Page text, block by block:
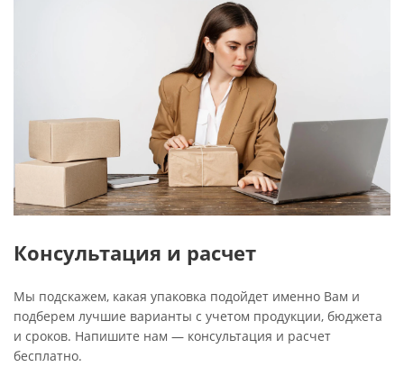
Консультация и расчет
Мы подскажем, какая упаковка подойдет именно Вам и
подберем лучшие варианты с учетом продукции, бюджета
и сроков. Напишите нам — консультация и расчет
бесплатно.